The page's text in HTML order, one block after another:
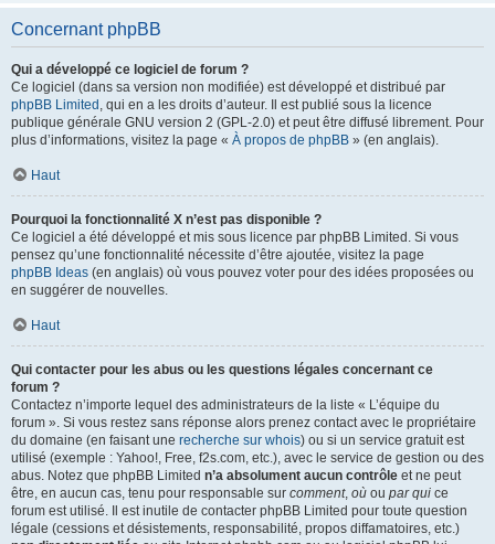
Concernant phpBB
Qui a développé ce logiciel de forum ?
Ce logiciel (dans sa version non modifiée) est développé et distribué par
phpBB Limited , qui en a les droits d’auteur. Il est publié sous la licence
publique générale GNU version 2 (GPL-2.0) et peut être diffusé librement. Pour
plus d’informations, visitez la page « À propos de phpBB » (en anglais).
Haut
Pourquoi la fonctionnalité X n’est pas disponible ?
Ce logiciel a été développé et mis sous licence par phpBB Limited. Si vous
pensez qu’une fonctionnalité nécessite d’être ajoutée, visitez la page
phpBB Ideas (en anglais) où vous pouvez voter pour des idées proposées ou
en suggérer de nouvelles.
Haut
Qui contacter pour les abus ou les questions légales concernant ce
forum ?
Contactez n’importe lequel des administrateurs de la liste « L’équipe du
forum ». Si vous restez sans réponse alors prenez contact avec le propriétaire
du domaine (en faisant une recherche sur whois) ou si un service gratuit est
utilisé (exemple : Yahoo!, Free, f2s.com, etc.), avec le service de gestion ou des
abus. Notez que phpBB Limited n’a absolument aucun contrôle et ne peut
être, en aucun cas, tenu pour responsable sur comment, où ou par qui ce
forum est utilisé. Il est inutile de contacter phpBB Limited pour toute question
légale (cessions et désistements, responsabilité, propos diffamatoires, etc.)